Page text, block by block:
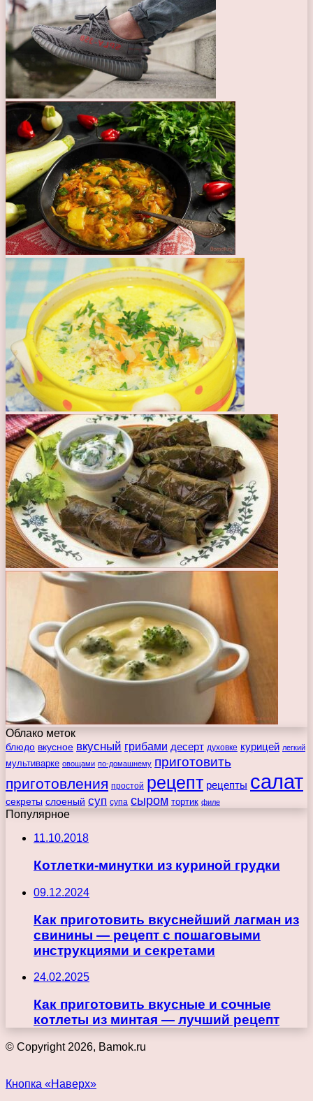
Облако меток
блюдо вкусное вкусный грибами десерт духовке курицей легкий
мультиварке овощами по-домашнему приготовить
приготовления простой рецепт рецепты салат
секреты слоеный суп супа сыром тортик филе
Популярное
11.10.2018
Котлетки-минутки из куриной грудки
09.12.2024
Как приготовить вкуснейший лагман из
свинины — рецепт с пошаговыми
инструкциями и секретами
24.02.2025
Как приготовить вкусные и сочные
котлеты из минтая — лучший рецепт
© Copyright 2026, Bamok.ru
Кнопка «Наверх»